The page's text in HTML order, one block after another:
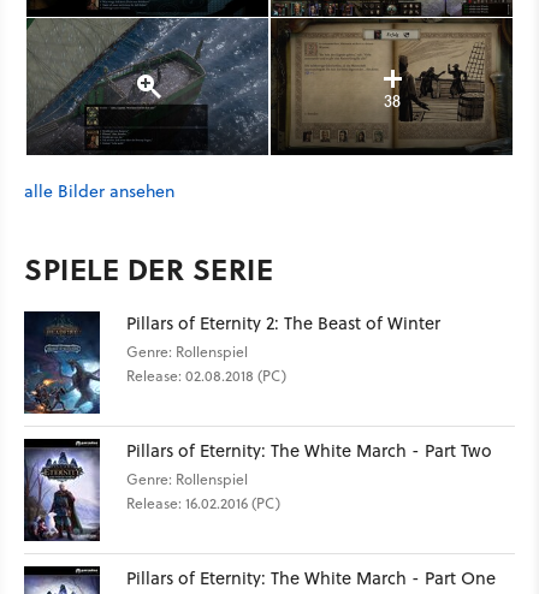
38
alle Bilder ansehen
SPIELE DER SERIE
Pillars of Eternity 2: The Beast of Winter
Genre: Rollenspiel
Release: 02.08.2018 (PC)
Pillars of Eternity: The White March - Part Two
Genre: Rollenspiel
Release: 16.02.2016 (PC)
Pillars of Eternity: The White March - Part One